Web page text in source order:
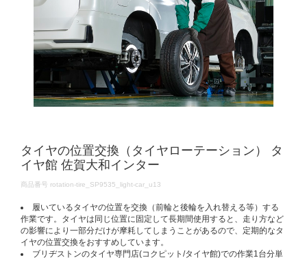
タイヤの位置交換（タイヤローテーション） タ
イヤ館 佐賀大和インター
DETAILS
商品番号 rotation-tire_SP9535_light-car_u13
履いているタイヤの位置を交換（前輪と後輪を入れ替える等）する
作業です。タイヤは同じ位置に固定して長期間使用すると、走り方など
の影響により一部分だけが摩耗してしまうことがあるので、定期的なタ
イヤの位置交換をおすすめしています。
ブリヂストンのタイヤ専門店(コクピット/タイヤ館)での作業1台分単